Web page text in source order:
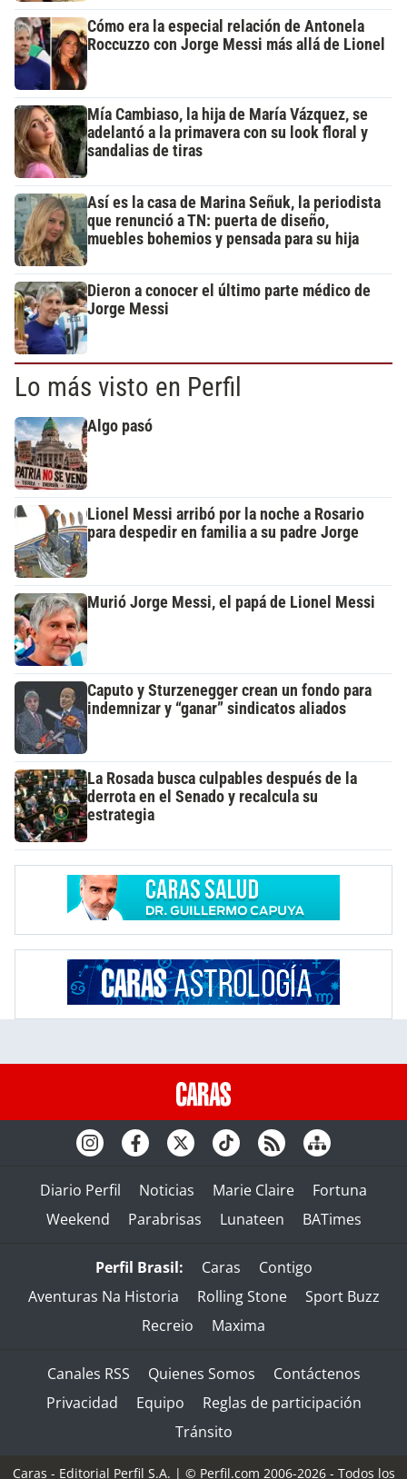
Cómo era la especial relación de Antonela
Roccuzzo con Jorge Messi más allá de Lionel
Mía Cambiaso, la hija de María Vázquez, se
adelantó a la primavera con su look floral y
sandalias de tiras
Así es la casa de Marina Señuk, la periodista
que renunció a TN: puerta de diseño,
muebles bohemios y pensada para su hija
Dieron a conocer el último parte médico de
Jorge Messi
Lo más visto en Perfil
Algo pasó
Lionel Messi arribó por la noche a Rosario
para despedir en familia a su padre Jorge
Murió Jorge Messi, el papá de Lionel Messi
Caputo y Sturzenegger crean un fondo para
indemnizar y “ganar” sindicatos aliados
La Rosada busca culpables después de la
derrota en el Senado y recalcula su
estrategia
Diario Perfil Noticias Marie Claire
Fortuna
Weekend
Parabrisas Lunateen BATimes
Perfil Brasil: Caras
Contigo
Aventuras Na Historia
Rolling Stone
Sport Buzz
Recreio
Maxima
Canales RSS Quienes Somos
Contáctenos
Privacidad
Equipo
Reglas de participación
Tránsito
Caras - Editorial Perfil S.A. | © Perfil.com 2006-2026 - Todos los